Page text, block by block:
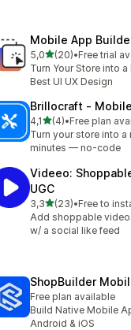
Mobile App
5,0na 5 gwiazdek
(20)
Łączna liczba
•Free trial
Turn Your Store into
Best UI UX Design
Brillocraft ‑
4,1na 5 gwiazdek
(4)
Łączna liczba
•Free plan
Turn your store into a
minutes — no-code
Videeo:
UGC
3,3na 5 gwiazdek
(23)
Łączna liczba recenzji:
•Free to
Add shoppable
w/ a social like feed
ShopBuilder
Free plan available
Build Native Mobile
Android & iOS